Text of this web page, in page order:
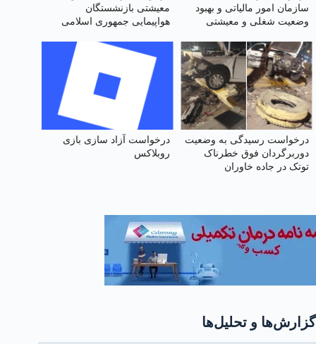
سازمان امور مالیاتی و بهبود
وضعیت شغلی و معیشتی
معیشتی بازنشستگان
هواپیمایی جمهوری اسلامی
درخواست رسیدگی به وضعیت
دوربرگردان فوق‌ خطرناک
توتک در جاده خاوران
درخواست آزاد سازی بازی
روبلاکس
گزارش‌ها و تحلیل‌ها